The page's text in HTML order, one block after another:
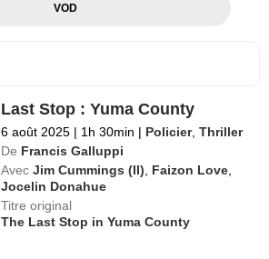
VOD
Last Stop : Yuma County
6 août 2025 | 1h 30min | Policier,Thriller
De Francis Galluppi
Avec Jim Cummings (II) Faizon Love
Jocelin Donahue
Titre original
The Last Stop in Yuma County